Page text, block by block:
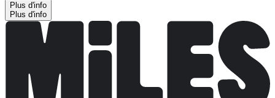
Plus d'info
Plus d'info